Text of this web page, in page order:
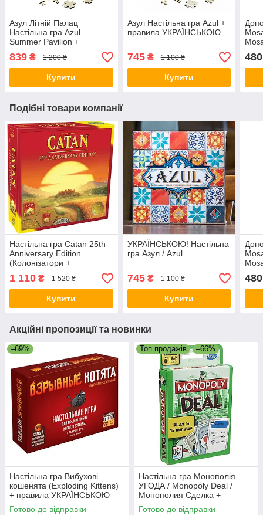
Азул Літній Палац
Настільна гра Azul
Summer Pavilion +
правила УКРАЇНСЬКОЮ
839 ₴ 1 200 ₴
Купити
Азул Настільна гра Azul +
правила УКРАЇНСЬКОЮ
745₴ 1 100 ₴
Купити
480
Подібні товари компанії
Настільна гра Catan 25th
Anniversary Edition
(Колонізатори +
розширення 5-6 + додаток
Майстри) + правила
УКРАЇНСЬКОЮ
1 110 ₴ 1 520 ₴
Купити
УКРАЇНСЬКОЮ! Настільна
гра Азул / Azul
745₴ 1 100 ₴
Купити
480
Акційні пропозиції та новинки
–69%
Настільна гра Вибухові
кошенята (Exploding Kittens)
+ правила УКРАЇНСЬКОЮ
Готово до відправки
Топ продажів –66%
Настільна гра Монополія
УГОДА / Monopoly Deal /
Монополия Сделка +
ПРАВИЛА УКРАЇНСЬКОЮ
Готово до відправки